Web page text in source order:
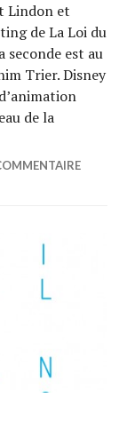
Lindon et
de La Loi du
seconde est au
Trier. Disney
de la
2015 : Le